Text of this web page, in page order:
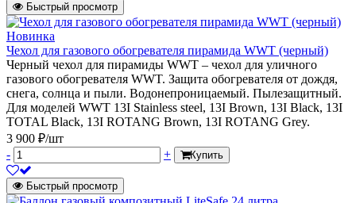
Быстрый просмотр
Новинка
Чехол для газового обогревателя пирамида WWT (черный)
Черный чехол для пирамиды WWT – чехол для уличного
газового обогревателя WWT. Защита обогревателя от дождя,
снега, солнца и пыли. Водонепроницаемый. Пылезащитный.
Для моделей WWT 13I Stainless steel, 13I Brown, 13I Black, 13I
TOTAL Black, 13I ROTANG Brown, 13I ROTANG Grey.
3 900 ₽/шт
-
+ Купить
Быстрый просмотр